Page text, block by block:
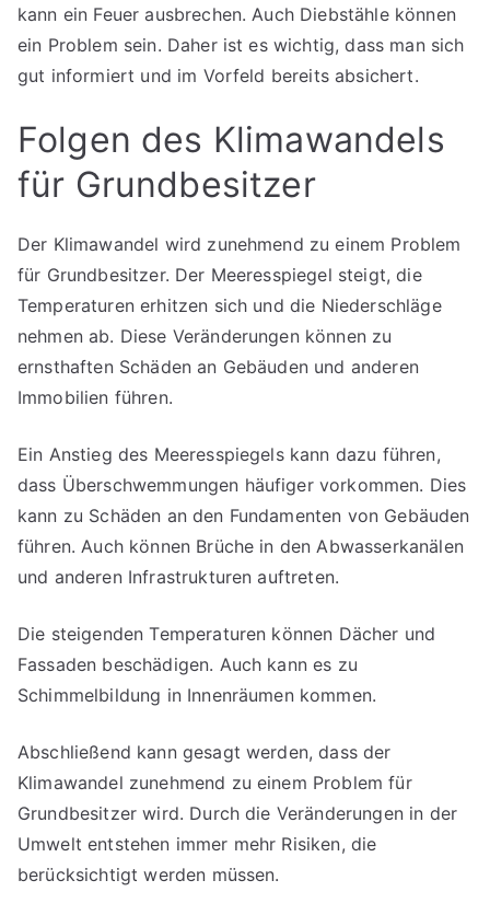
kann ein Feuer ausbrechen. Auch Diebstähle können
ein Problem sein. Daher ist es wichtig, dass man sich
gut informiert und im Vorfeld bereits absichert.
Folgen des Klimawandels
für Grundbesitzer
Der Klimawandel wird zunehmend zu einem Problem
für Grundbesitzer. Der Meeresspiegel steigt, die
Temperaturen erhitzen sich und die Niederschläge
nehmen ab. Diese Veränderungen können zu
ernsthaften Schäden an Gebäuden und anderen
Immobilien führen.
Ein Anstieg des Meeresspiegels kann dazu führen,
dass Überschwemmungen häufiger vorkommen. Dies
kann zu Schäden an den Fundamenten von Gebäuden
führen. Auch können Brüche in den Abwasserkanälen
und anderen Infrastrukturen auftreten.
Die steigenden Temperaturen können Dächer und
Fassaden beschädigen. Auch kann es zu
Schimmelbildung in Innenräumen kommen.
Abschließend kann gesagt werden, dass der
Klimawandel zunehmend zu einem Problem für
Grundbesitzer wird. Durch die Veränderungen in der
Umwelt entstehen immer mehr Risiken, die
berücksichtigt werden müssen.